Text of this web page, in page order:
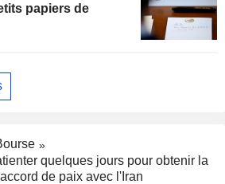
papiers de
quelques jours pour obtenir la
de paix avec l'Iran